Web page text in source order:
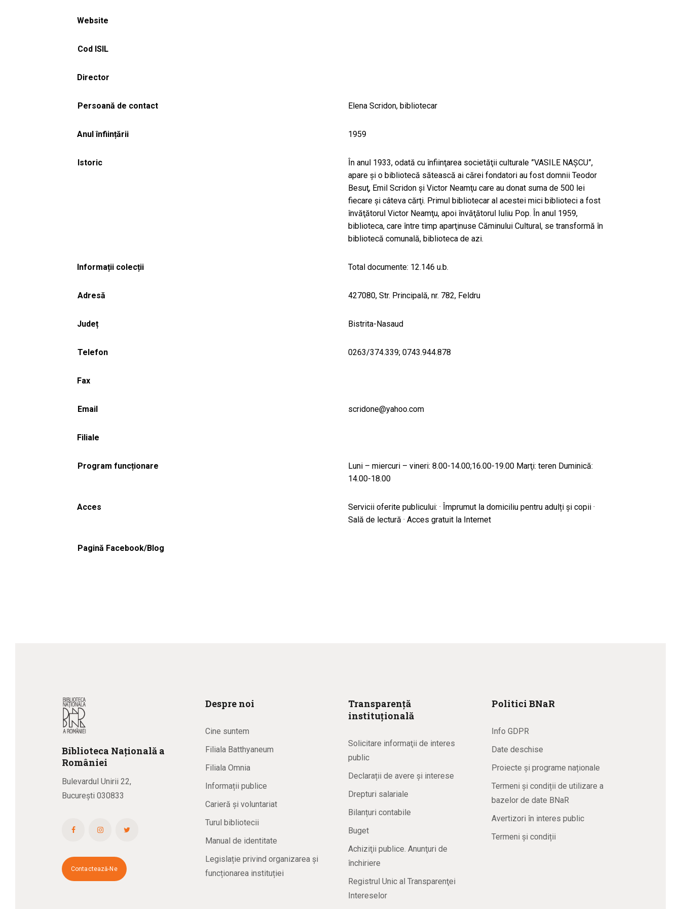
Website
Cod ISIL
Director
Persoană de contact Elena Scridon, bibliotecar
Anul înființării 1959
Istoric
În anul 1933, odată cu înfiinţarea societăţii culturale ”VASILE NAŞCU”,
apare şi o bibliotecă sătească ai cărei fondatori au fost domnii Teodor
Besuţ, Emil Scridon şi Victor Neamţu care au donat suma de 500 lei
fiecare şi câteva cărţi. Primul bibliotecar al acestei mici biblioteci a fost
învăţătorul Victor Neamţu, apoi învăţătorul Iuliu Pop. În anul 1959,
biblioteca, care între timp aparţinuse Căminului Cultural, se transformă în
bibliotecă comunală, biblioteca de azi.
Informații colecții Total documente: 12.146 u.b.
Adresă 427080, Str. Principală, nr. 782, Feldru
Județ Bistrita-Nasaud
Telefon 0263/374.339; 0743.944.878
Fax
Email scridone@yahoo.com
Filiale
Program funcționare
Luni – miercuri – vineri: 8.00-14.00;16.00-19.00 Marţi: teren Duminică:
14.00-18.00
Acces
Servicii oferite publicului: · Împrumut la domiciliu pentru adulți și copii ·
Sală de lectură · Acces gratuit la Internet
Pagină Facebook/Blog
Biblioteca Națională a
României
Bulevardul Unirii 22,
București 030833
Contactează-Ne
Despre noi
Cine suntem
Filiala Batthyaneum
Filiala Omnia
Informații publice
Carieră și voluntariat
Turul bibliotecii
Manual de identitate
Legislație privind organizarea și
funcționarea instituției
Transparență
instituțională
Solicitare informaţii de interes
public
Declarații de avere și interese
Drepturi salariale
Bilanțuri contabile
Buget
Achiziţii publice. Anunţuri de
închiriere
Registrul Unic al Transparenţei
Intereselor
Politici BNaR
Info GDPR
Date deschise
Proiecte și programe naționale
Termeni și condiții de utilizare a
bazelor de date BNaR
Avertizori în interes public
Termeni și condiții